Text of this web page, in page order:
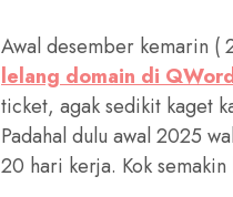
Awal desember kemarin (
lelang domain di
ticket, agak sedikit kaget
Padahal dulu awal 2025
20 hari kerja. Kok